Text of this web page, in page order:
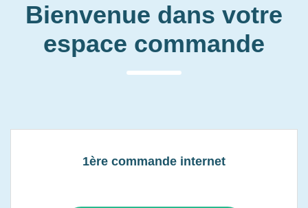
Bienvenue dans votre
espace commande
1ère commande internet